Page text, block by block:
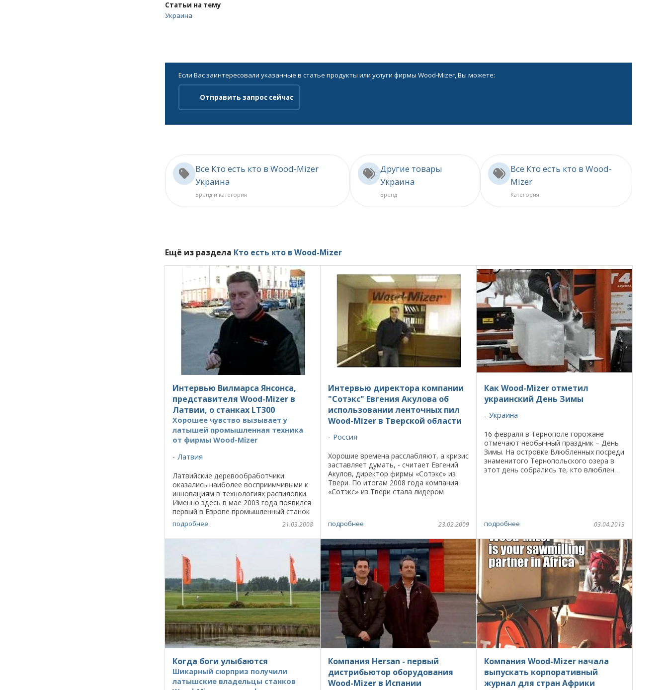
Статьи на тему
Украина
Если Вас заинтересовали указанные в статье продукты или услуги фирмы Wood-Mizer, Вы можете:
Отправить запрос сейчас
Все Кто есть кто в Wood-Mizer
Украина
Бренд и категория
Другие товары
Украина
Бренд
Все Кто есть кто в Wood-
Mizer
Категория
Ещё из раздела Кто есть кто в Wood-Mizer
Интервью Вилмарса Янсонса,
представителя Wood-Mizer в
Латвии, о станках LT300
Хорошее чувство вызывает у
латышей промышленная техника
от фирмы Wood-Mizer
Латвия
Латвийские деревообработчики
оказались наиболее восприимчивыми к
инновациям в технологиях распиловки.
Именно здесь в мае 2003 года появился
первый в Европе промышленный станок
LT300 , и за каких-то 5 лет Латвия стала
страной, где работает больше ...
подробнее 21.03.2008
Интервью директора компании
"Сотэкс" Евгения Акулова об
использовании ленточных пил
Wood-Mizer в Тверской области
Россия
Хорошие времена расслабляют, а кризис
заставляет думать, - считает Евгений
Акулов, директор фирмы «Сотэкс» из
Твери. По итогам 2008 года компания
«Сотэкс» из Твери стала лидером
подробнее 23.02.2009
Как Wood-Mizer отметил
украинский День Зимы
Украина
16 февраля в Тернополе горожане
отмечают необычный праздник – День
Зимы. На островке Влюбленных посреди
знаменитого Тернопольского озера в
этот день собрались те, кто влюблен…
подробнее 03.04.2013
Когда боги улыбаются
Шикарный сюрприз получили
латышские владельцы станков
Компания Hersan - первый
дистрибьютор оборудования
Wood-Mizer в Испании
Компания Wood-Mizer начала
выпускать корпоративный
журнал для стран Африки